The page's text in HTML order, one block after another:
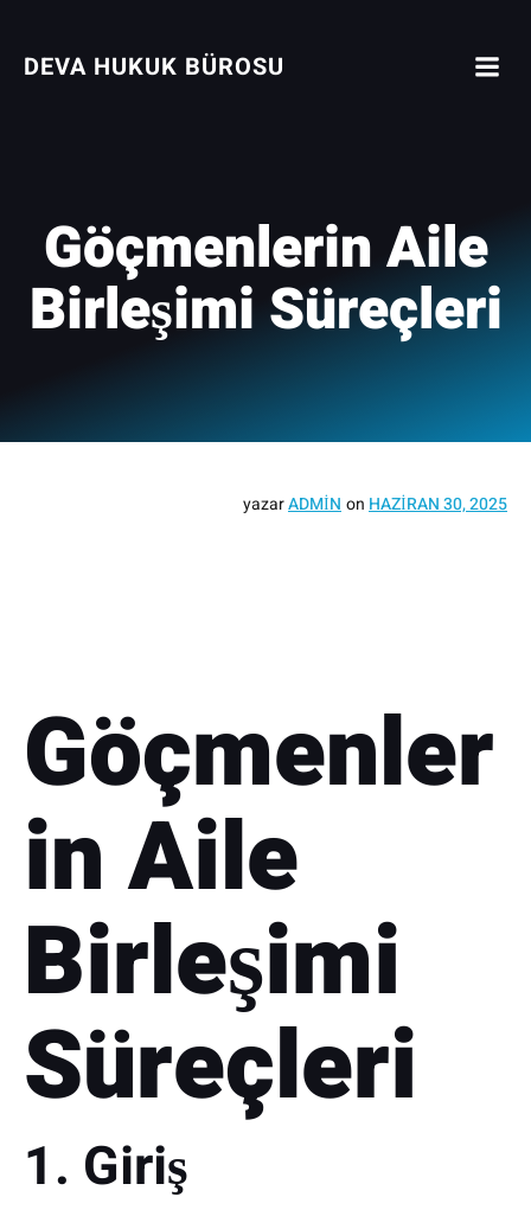
DEVA HUKUK BÜROSU
Göçmenlerin Aile
Birleşimi Süreçleri
yazarADMIN on HAZIRAN 30, 2025
Göçmenler
in Aile
Birleşimi
Süreçleri
1. Giriş